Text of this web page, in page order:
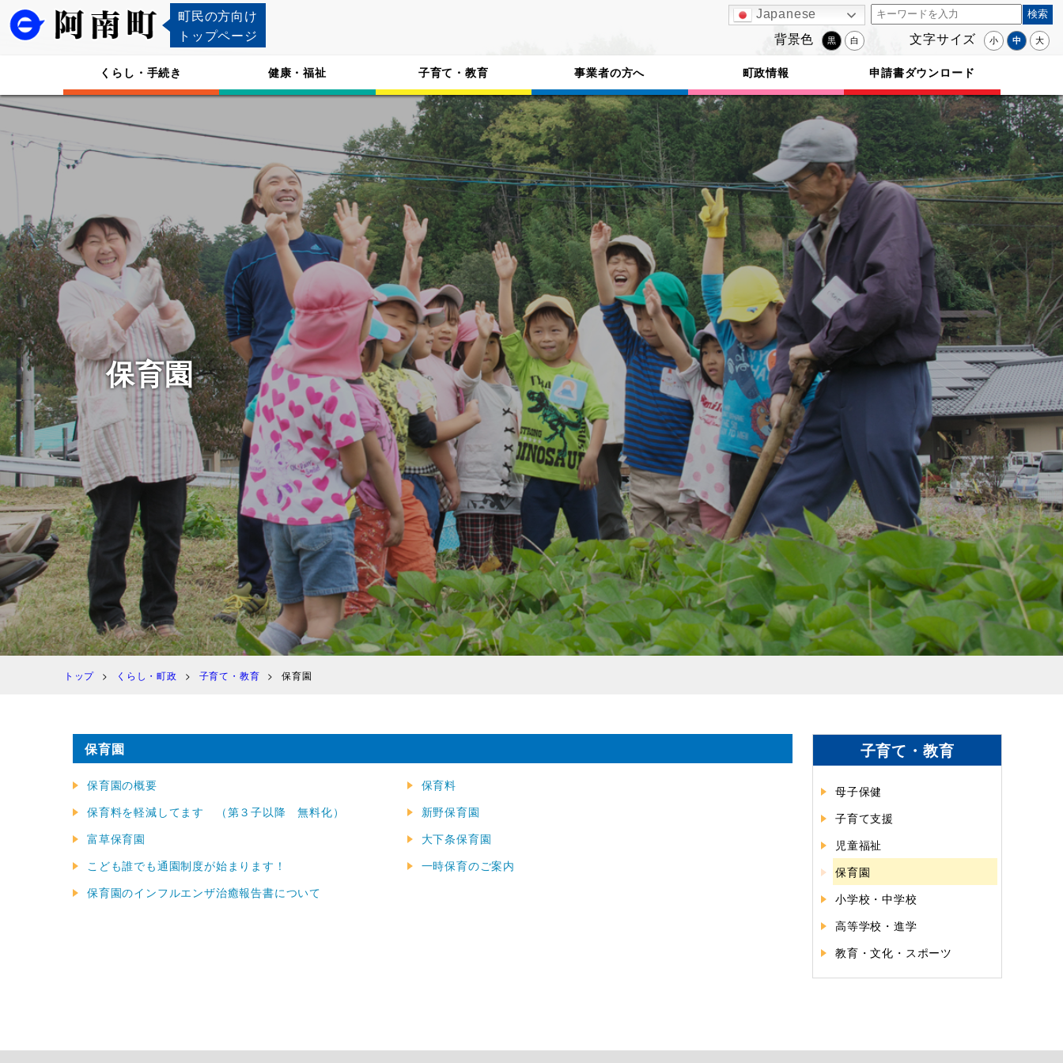
町民の方向け
トップページ
Japanese
背景色 黒 白 文字サイズ 小 中 大
くらし・手続き 健康・福祉 子育て・教育 事業者の方へ 町政情報 申請書ダウンロード
保育園
トップ くらし・町政 子育て・教育 保育園
保育園
保育園の概要
保育料
保育料を軽減してます （第３子以降 無料化）
新野保育園
富草保育園
大下条保育園
こども誰でも通園制度が始まります！
一時保育のご案内
保育園のインフルエンザ治癒報告書について
子育て・教育
母子保健
子育て支援
児童福祉
保育園
小学校・中学校
高等学校・進学
教育・文化・スポーツ